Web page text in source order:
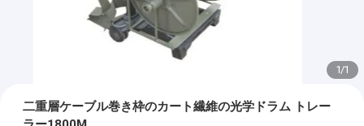
1/1
二重層ケーブル巻き枠のカート繊維の光学ドラム トレー